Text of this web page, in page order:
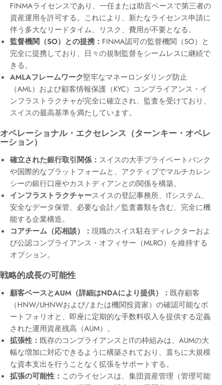
FINMAライセンスであり、一任または助言ベースで第三者の
資産運用を許可する。 これにより、新たなライセンス申請に
伴う多大なリードタイム、リスク、費用が不要となる。
監督機関（SO）との提携： FINMA認可の監督機関（SO）と
完全に提携しており、日々の規制監督をシームレスに継続で
きる。
AMLAフレームワーク堅牢なマネーロンダリング防止
（AML）および顧客情報保護（KYC）コンプライアンス・イ
ンフラストラクチャが完全に確立され、監査を受けており、
スイスの最高基準を満たしています。
オペレーショナル・エクセレンス（ターンキー・オペレ
ーション）
確立された銀行取引関係： スイスの大手プライベートバンク
や国際的なプラットフォームと、アクティブでマルチカレン
シーの銀行口座やカストディアンとの関係を構築。
インフラストラクチャースイスの登記事務所、ITシステム、
安全なデータ保管、必要な会計／監査書類を含む、完全に機
能する企業構造。
コアチーム（応相談）： 現職のスイス駐在ディレクターおよ
び公認コンプライアンス・オフィサー（MLRO）を維持する
オプション。
戦略的成長の可能性
顧客ベースとAUM（詳細はNDAにより提供）： 既存顧客
（HNW/UHNWおよび/または機関投資家）の確認可能なポ
ートフォリオと、即座に定期的な手数料収入を提供する定義
された運用資産残高（AUM）。
拡張性： 既存のコンプライアンスとITの枠組みは、AUMの大
幅な増加に対応できるように構築されており、直ちに大規模
な資本支出を行うことなく拡張をサポートする。
拡張の可能性： このライセンスは、集団資産管理（管理可能